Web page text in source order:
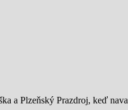
a Plzeňský Prazdroj, keď